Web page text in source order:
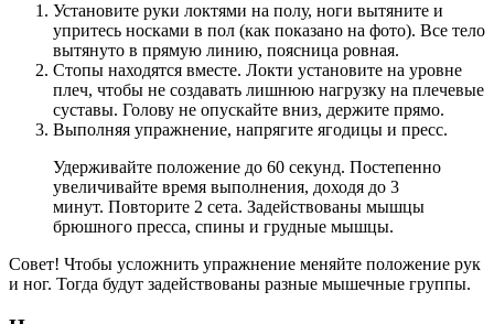
Установите руки локтями на полу, ноги вытяните и
упритесь носками в пол (как показано на фото). Все тело
вытянуто в прямую линию, поясница ровная.
Стопы находятся вместе. Локти установите на уровне
плеч, чтобы не создавать лишнюю нагрузку на плечевые
суставы. Голову не опускайте вниз, держите прямо.
Выполняя упражнение, напрягите ягодицы и пресс.
Удерживайте положение до 60 секунд. Постепенно
увеличивайте время выполнения, доходя до 3
минут. Повторите 2 сета. Задействованы мышцы
брюшного пресса, спины и грудные мышцы.
Совет! Чтобы усложнить упражнение меняйте положение рук
и ног. Тогда будут задействованы разные мышечные группы.